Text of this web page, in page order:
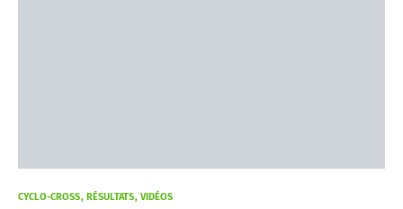
CYCLO-CROSS RÉSULTATS VIDÉOS